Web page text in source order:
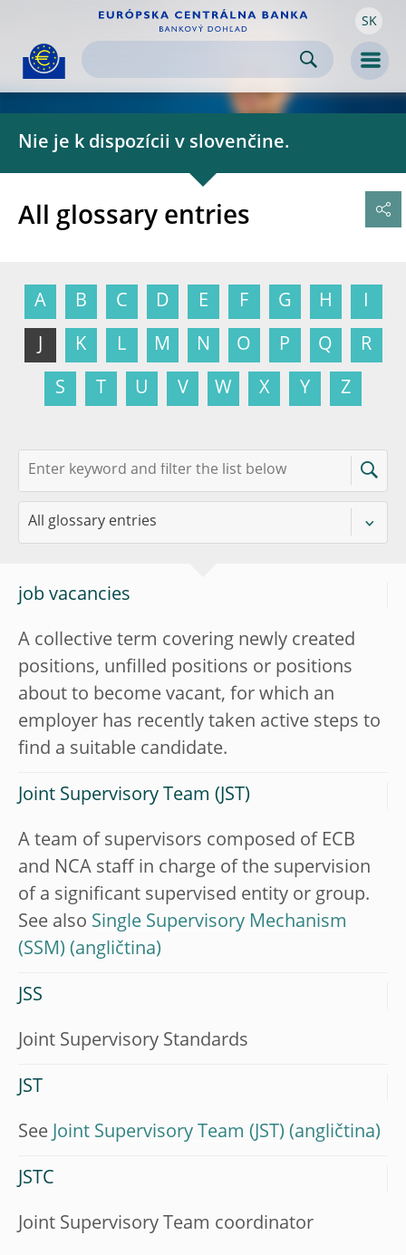
Skip to
content SK
Nie je k dispozícii v slovenčine.
All glossary entries
A B C D E F G H I
K L M N O P Q R
S T U V W X Y Z
job vacancies
A collective term covering newly created
positions, unfilled positions or positions
about to become vacant, for which an
employer has recently taken active steps to
find a suitable candidate.
Joint Supervisory Team (JST)
A team of supervisors composed of ECB
and NCA staff in charge of the supervision
of a significant supervised entity or group.
See also Single Supervisory Mechanism
(SSM)
JSS
Joint Supervisory Standards
JST
See Joint Supervisory Team (JST)
JSTC
Joint Supervisory Team coordinator